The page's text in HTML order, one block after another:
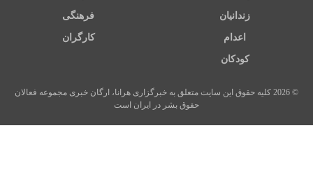
زندانیان فرهنگی
اعدام کارگران
کودکان
© 2026 کلیه حقوق این سایت متعلق به خبرگزاری هرانا، ارگان خبری مجموعه فعالان
حقوق بشر در ایران است